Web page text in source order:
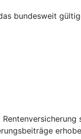
bundesweit